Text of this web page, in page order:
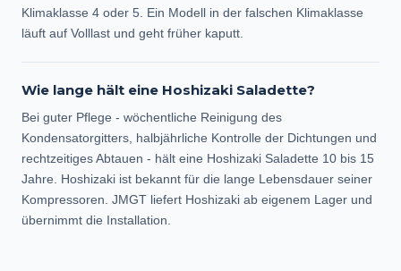
Klimaklasse 4 oder 5. Ein Modell in der falschen Klimaklasse
läuft auf Volllast und geht früher kaputt.
Wie lange hält eine Hoshizaki Saladette?
Bei guter Pflege - wöchentliche Reinigung des
Kondensatorgitters, halbjährliche Kontrolle der Dichtungen und
rechtzeitiges Abtauen - hält eine Hoshizaki Saladette 10 bis 15
Jahre. Hoshizaki ist bekannt für die lange Lebensdauer seiner
Kompressoren. JMGT liefert Hoshizaki ab eigenem Lager und
übernimmt die Installation.